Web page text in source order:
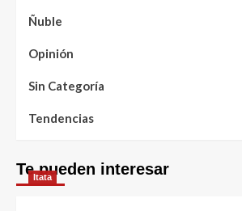
Ñuble
Opinión
Sin Categoría
Tendencias
Te pueden interesar
Itata